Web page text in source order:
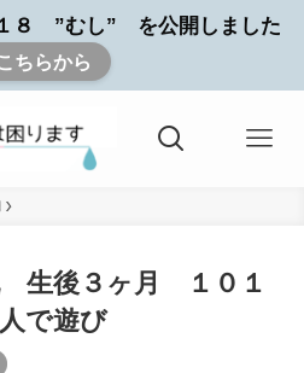
８ ”むし” を公開しました
ちらから
生後３ヶ月 １０１
で遊び